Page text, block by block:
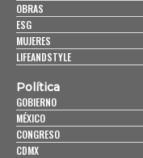
OBRAS
ESG
MUJERES
LIFEANDSTYLE
Política
GOBIERNO
MÉXICO
CONGRESO
CDMX